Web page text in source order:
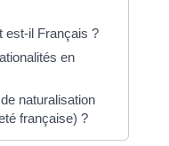
est-il Français ?
en
naturalisation
française) ?